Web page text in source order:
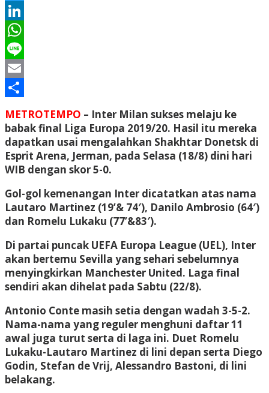
Twitter
LinkedIn
WhatsApp
Line
Email
METROTEMPO – Inter Milan sukses melaju ke
babak final Liga Europa 2019/20. Hasil itu mereka
dapatkan usai mengalahkan Shakhtar Donetsk di
Esprit Arena, Jerman, pada Selasa (18/8) dini hari
WIB dengan skor 5-0.
Gol-gol kemenangan Inter dicatatkan atas nama
Lautaro Martinez (19’& 74′), Danilo Ambrosio (64′)
dan Romelu Lukaku (77’&83′).
Di partai puncak UEFA Europa League (UEL), Inter
akan bertemu Sevilla yang sehari sebelumnya
menyingkirkan Manchester United. Laga final
sendiri akan dihelat pada Sabtu (22/8).
Antonio Conte masih setia dengan wadah 3-5-2.
Nama-nama yang reguler menghuni daftar 11
awal juga turut serta di laga ini. Duet Romelu
Lukaku-Lautaro Martinez di lini depan serta Diego
Godin, Stefan de Vrij, Alessandro Bastoni, di lini
belakang.